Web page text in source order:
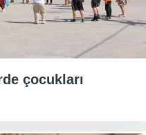
çocukları